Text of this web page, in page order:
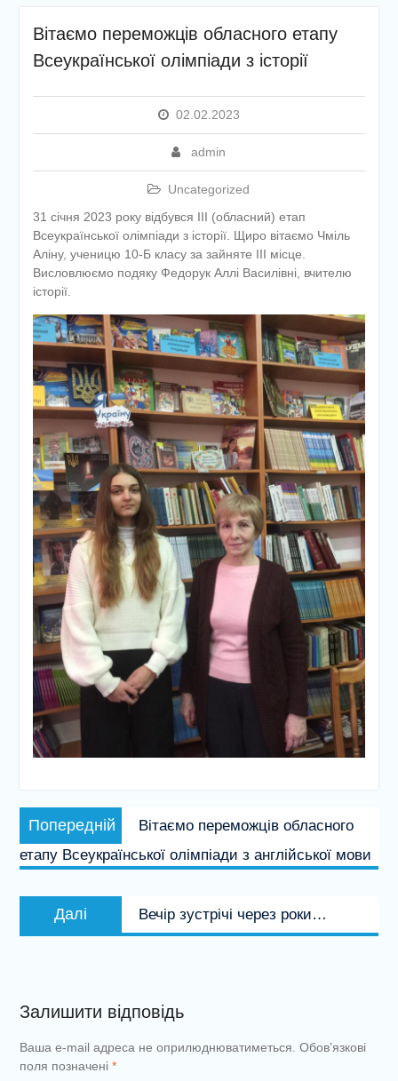
молоді з тимчасово
окупованих територій
України до закладів вищої
Україні для молоді з ТОТ
Вітаємо переможців обласного етапу
Всеукраїнської олімпіади з історії
02.02.2023
admin
Uncategorized
31 січня 2023 року відбувся ІІІ (обласний) етап
Всеукраїнської олімпіади з історії. Щиро вітаємо Чміль
Аліну, ученицю 10-Б класу за зайняте ІІІ місце.
Висловлюємо подяку Федорук Аллі Василівні, вчителю
історії.
Навігація
записів
Попередній
запис:
Вітаємо переможців обласного
етапу Всеукраїнської олімпіади з англійської мови
Далі
запис:
Вечір зустрічі через роки…
Залишити відповідь
Ваша e-mail адреса не оприлюднюватиметься. Обов’язкові
поля позначені *